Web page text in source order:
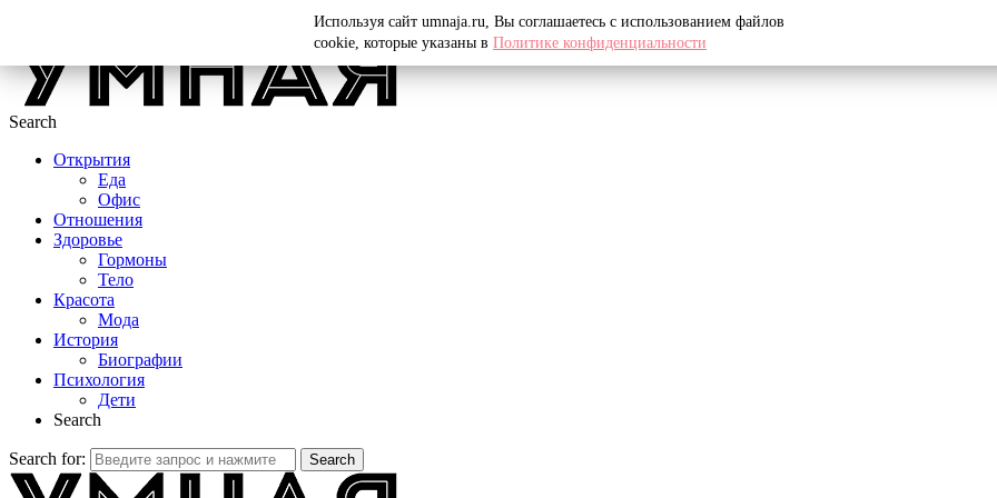
Search
Открытия
Еда
Офис
Отношения
Здоровье
Гормоны
Тело
Красота
Мода
История
Биографии
Психология
Дети
Search
Search for: Search
Используя сайт umnaja.ru, Вы соглашаетесь с использованием файлов
cookie, которые указаны в Политике конфиденциальности